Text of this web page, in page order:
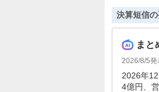
決算短信
まと
2026/8/5発
2026年
4億円、